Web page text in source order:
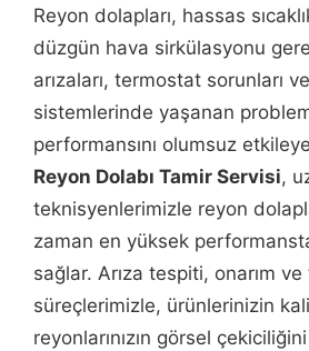
Reyon dolapları, hassas
düzgün hava sirkülasyonu
arızaları, termostat sorunları
sistemlerinde yaşanan
performansını olumsuz
Reyon Dolabı Tamir Servisi,
teknisyenlerimizle reyon
zaman en yüksek performansta
sağlar. Arıza tespiti, onarım
süreçlerimizle, ürünlerinizin
reyonlarınızın görsel